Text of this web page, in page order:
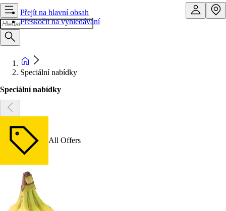
Přejít na hlavní obsah
Přeskočit na vyhledávání
Speciální nabídky
Speciální nabídky
All Offers